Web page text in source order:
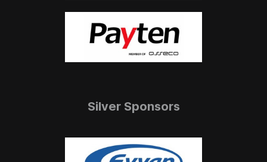
Silver Sponsors